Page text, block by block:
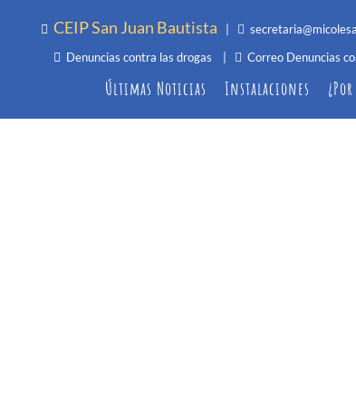
CEIP San Juan Bautista
Denuncias contra las drogas
Correo Denuncias
Últimas Noticias Instalaciones